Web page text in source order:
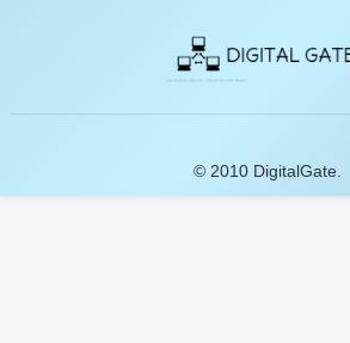
© 2010 DigitalGate.